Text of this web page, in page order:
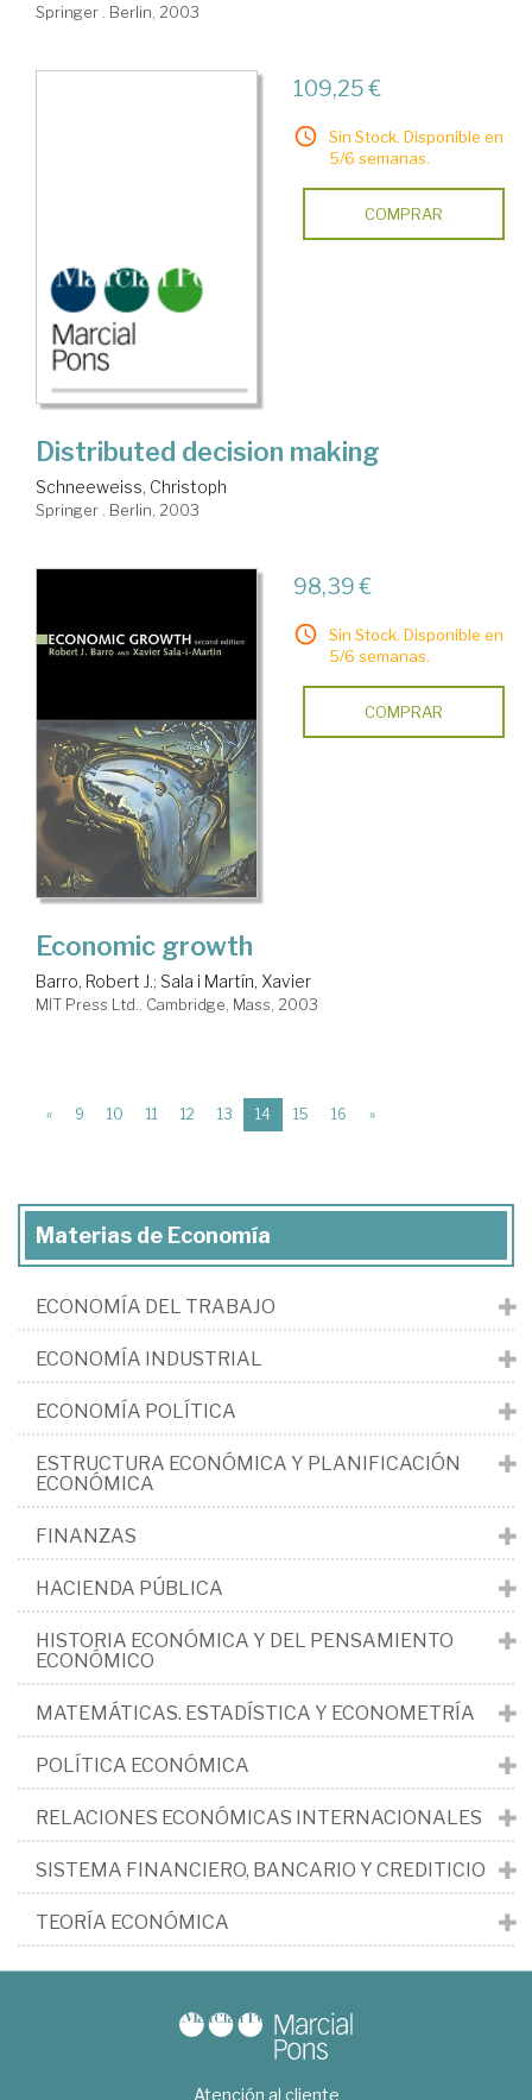
Springer . Berlin, 2003
109,25 €
Sin Stock. Disponible en
5/6 semanas.
COMPRAR
Distributed decision making
Schneeweiss, Christoph
Springer . Berlin, 2003
98,39 €
Sin Stock. Disponible en
5/6 semanas.
COMPRAR
Economic growth
Barro, Robert J.; Sala i Martín, Xavier
MIT Press Ltd.. Cambridge, Mass, 2003
« 9 10 11 12 13 14(current)
15 16 »
Materias de Economía
ECONOMÍA DEL TRABAJO
ECONOMÍA INDUSTRIAL
ECONOMÍA POLÍTICA
ESTRUCTURA ECONÓMICA Y PLANIFICACIÓN
ECONÓMICA
FINANZAS
HACIENDA PÚBLICA
HISTORIA ECONÓMICA Y DEL PENSAMIENTO
ECONÓMICO
MATEMÁTICAS. ESTADÍSTICA Y ECONOMETRÍA
POLÍTICA ECONÓMICA
RELACIONES ECONÓMICAS INTERNACIONALES
SISTEMA FINANCIERO, BANCARIO Y CREDITICIO
TEORÍA ECONÓMICA
Atención al cliente